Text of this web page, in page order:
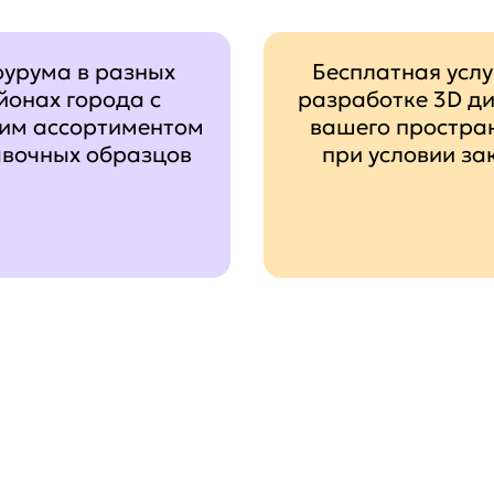
в разных
города с
ассортиментом
образцов
Бесплатная
разработке 3D
вашего
при условии